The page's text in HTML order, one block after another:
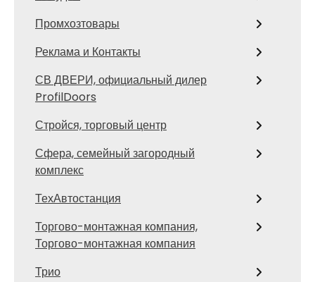
Промхозтовары
Реклама и Контакты
СВ ДВЕРИ, официальный дилер
ProfilDoors
Стройся, торговый центр
Сфера, семейный загородный
комплекс
ТехАвтостанция
Торгово-монтажная компания,
Торгово-монтажная компания
Трио